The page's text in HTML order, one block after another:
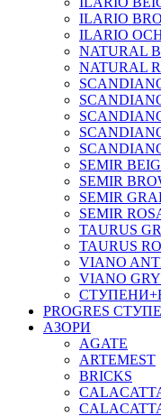
ILARIO
ILARIO
NATURAL
NATURAL
SEMIR
SEMIR
SEMIR
SEMIR
TAURUS
TAURUS
VIANO
VIANO
PROGRES
АЗОРИ
AGATE
ARTEMEST
BRICKS